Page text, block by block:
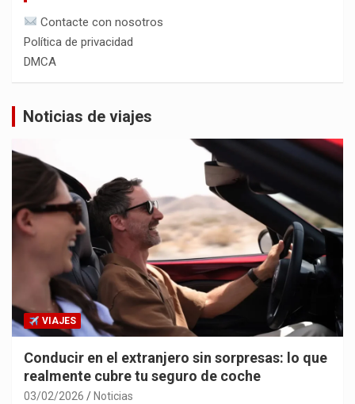
Contacte con nosotros
Política de privacidad
DMCA
Noticias de viajes
VIAJES
Conducir en el extranjero sin sorpresas: lo que
realmente cubre tu seguro de coche
03/02/2026 Noticias